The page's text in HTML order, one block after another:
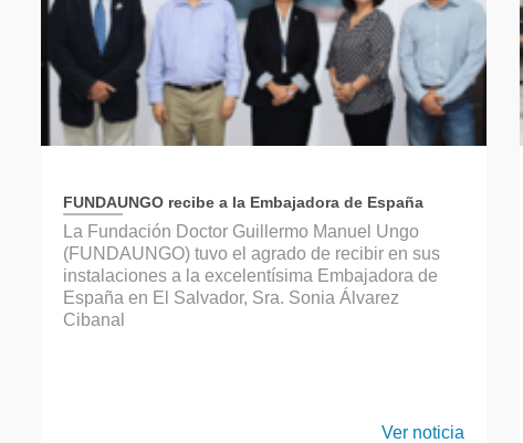
FUNDAUNGO recibe a la Embajadora de España
La Fundación Doctor Guillermo Manuel Ungo
(FUNDAUNGO) tuvo el agrado de recibir en sus
instalaciones a la excelentísima Embajadora de
España en El Salvador, Sra. Sonia Álvarez
Cibanal
Ver noticia